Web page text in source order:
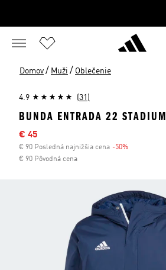
Domov / Muži / Oblečenie
4.9 (31)
BUNDA ENTRADA 22 STADIUM
Výpredajová cena
€ 45
€ 90 Posledná najnižšia cena -50%
€ 90 Pôvodná cena